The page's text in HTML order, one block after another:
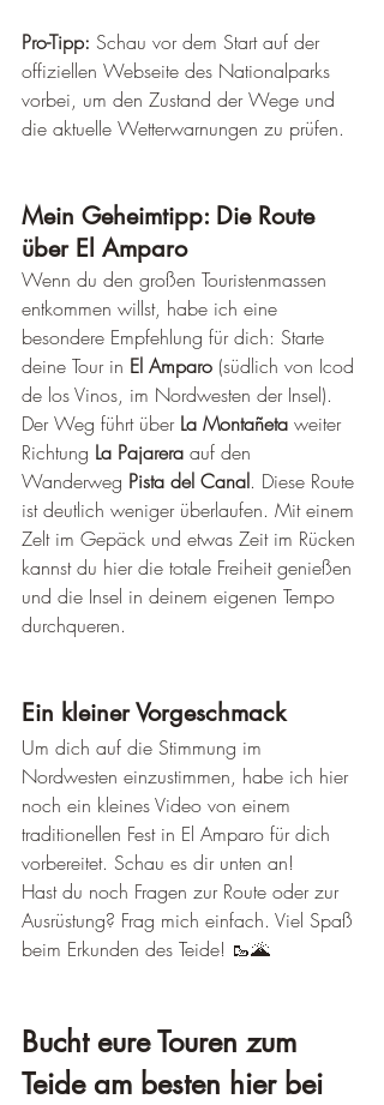
Pro-Tipp: Schau vor dem Start auf der
offiziellen Webseite des Nationalparks
vorbei, um den Zustand der Wege und
die aktuelle Wetterwarnungen zu prüfen.
Mein Geheimtipp: Die Route
über El Amparo
Wenn du den großen Touristenmassen
entkommen willst, habe ich eine
besondere Empfehlung für dich: Starte
deine Tour in El Amparo (südlich von Icod
de los Vinos, im Nordwesten der Insel).
Der Weg führt über La Montañeta weiter
Richtung La Pajarera auf den
Wanderweg Pista del Canal. Diese Route
ist deutlich weniger überlaufen. Mit einem
Zelt im Gepäck und etwas Zeit im Rücken
kannst du hier die totale Freiheit genießen
und die Insel in deinem eigenen Tempo
durchqueren.
Ein kleiner Vorgeschmack
Um dich auf die Stimmung im
Nordwesten einzustimmen, habe ich hier
noch ein kleines Video von einem
traditionellen Fest in El Amparo für dich
vorbereitet. Schau es dir unten an!
Hast du noch Fragen zur Route oder zur
Ausrüstung? Frag mich einfach. Viel Spaß
beim Erkunden des Teide! 🥾🌋
Bucht eure Touren zum
Teide am besten hier bei